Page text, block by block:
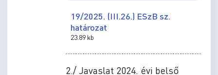
19/2025. (III.26.) ESzB sz.
határozat
23.89 kb
2./ Javaslat 2024. évi belső